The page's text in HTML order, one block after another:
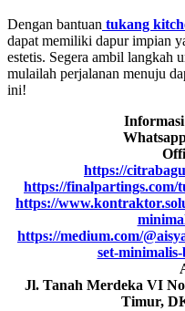
Dengan bantuan tukang
dapat memiliki dapur impian
estetis. Segera ambil langkah
mulailah perjalanan menuju
ini!
Informasi
https://
https://finalpartings.com/
https://
https://medium.com/
set-minimalis-
Jl. Tanah Merdeka VI
Timur,